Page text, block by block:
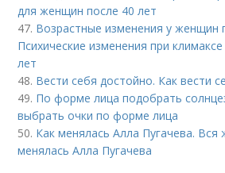
для женщин после 40 лет
47. Возрастные изменения у женщин
Психические изменения при
лет
48. Вести себя достойно. Как вести
49. По форме лица подобрать
выбрать очки по форме лица
50. Как менялась Алла Пугачева. Вся
менялась Алла Пугачева